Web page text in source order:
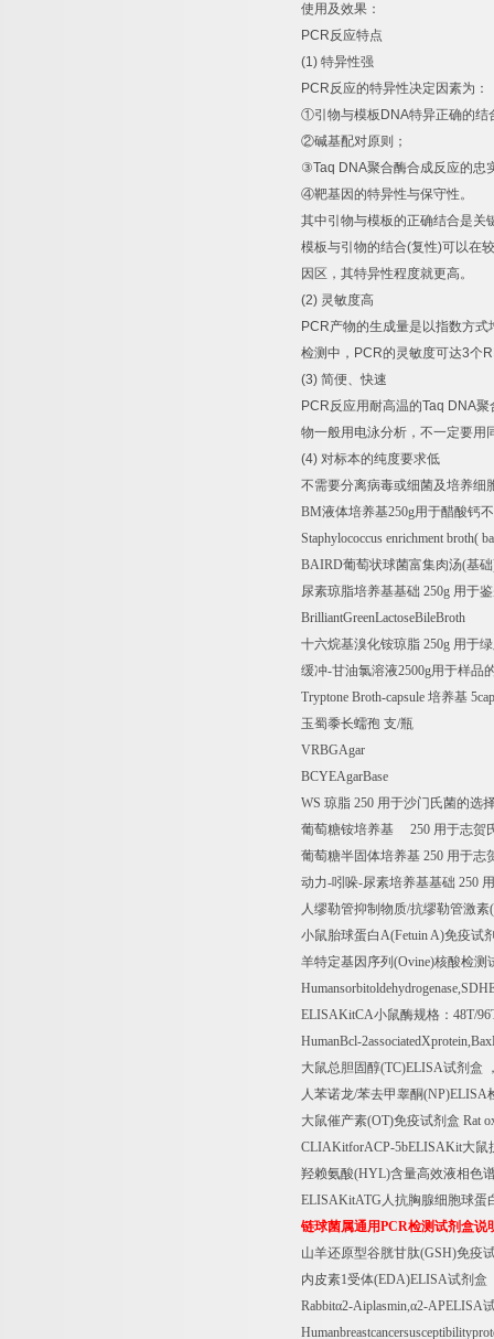
使用及效果：
PCR反应特点
(1) 特异性强
PCR反应的特异性决定因素为：
①引物与模板 DNA特异正确的结
②碱基配对原则；
③Taq DNA聚合酶合成反应的忠
④靶基因的特异性与保守性。
其中引物与模板的正确结合是关
模板与引物的结合(复性)可以在
因区，其特异性程度就更高。
(2) 灵敏度高
PCR产物的生成量是以指数方式
检测中， PCR的灵敏度可达3个
(3) 简便、快速
PCR反应用耐高温的Taq DNA聚
物一般用电泳分析，不一定要用
(4) 对标本的纯度要求低
不需要分离病毒或细菌及培养细
BM液体培养基250g用于醋酸钙
Staphylococcus enrichment broth(
BAIRD葡萄状球菌富集肉汤(基础
尿素琼脂培养基基础 250g 用于
BrilliantGreenLactoseBileBroth
十六烷基溴化铵琼脂 250g 用于
缓冲-甘油氯溶液2500g用于样品
Tryptone Broth-capsule 培养基
玉蜀黍长蠕孢 支/瓶
VRBGAgar
BCYEAgarBase
WS 琼脂 250 用于沙门氏菌的选
葡萄糖铵培养基
250 用于志贺
葡萄糖半固体培养基 250 用于志
动力-吲哚-尿素培养基基础 250
人缪勒管抑制物质/抗缪勒管激素
小鼠胎球蛋白A(Fetuin A)免疫试
羊特定基因序列 (Ovine)核酸检测
ELISAKitCA小鼠酶规格： 48T/
HumanBcl-
大鼠总胆固醇(TC)ELISA试剂盒
人苯诺龙/苯去甲睾酮(NP)ELISA
大鼠催产素(OT)免疫试剂盒 Rat
CLIAKitforACP-5bELISAKit大鼠
羟赖氨酸(HYL)含量高效液相色
ELISAKitATG 人抗胸腺细胞球蛋
链球菌属通用PCR检测试剂盒说
山羊还原型谷胱甘肽(GSH)免疫
内皮素1受体(EDA)ELISA试剂盒
Rabbitα2-Aiplasmin,α2-APELISA